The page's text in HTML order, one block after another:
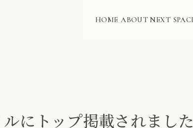
HOME ABOUT NEXT
にトップ掲載されました